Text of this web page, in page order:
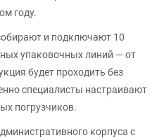
году.
и подключают 10
упаковочных линий — от
будет проходить без
специалисты настраивают
погрузчиков.
корпуса с